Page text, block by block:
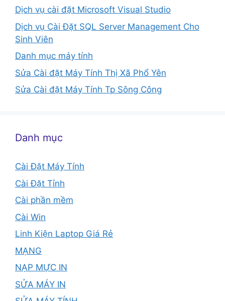
Dịch vụ cài đặt Microsoft Visual Studio
Dịch vụ Cài Đặt SQL Server Management Cho
Sinh Viên
Danh mục máy tính
Sửa Cài đặt Máy Tính Thị Xã Phổ Yên
Sửa Cài đặt Máy Tính Tp Sông Công
Danh mục
Cài Đặt Máy Tính
Cài Đặt Tỉnh
Cài phần mềm
Cài Win
Linh Kiện Laptop Giá Rẻ
MẠNG
NẠP MỰC IN
SỬA MÁY IN